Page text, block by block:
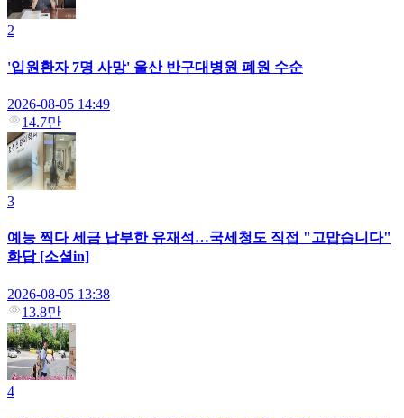
2
'입원환자 7명 사망' 울산 반구대병원 폐원 수순
2026-08-05 14:49
14.7만
3
예능 찍다 세금 납부한 유재석…국세청도 직접 "고맙습니다"
화답 [소셜in]
2026-08-05 13:38
13.8만
4